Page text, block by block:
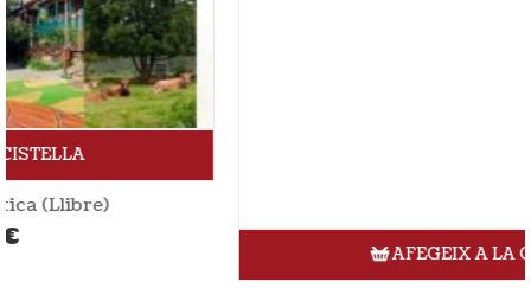
AFEGEIX A LA CISTELLA